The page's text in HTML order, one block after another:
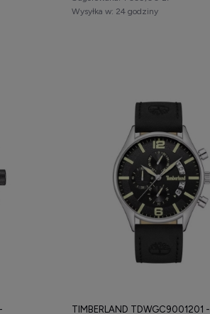
Wysyłka w: 24 godziny
TIMBERLAND TDWGC9001201 -